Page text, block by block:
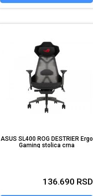
ASUS SL400 ROG DESTRIER Ergo
Gaming stolica crna
136.690 RSD